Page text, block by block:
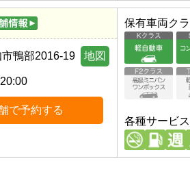
鴨部2016-19 地図
で予約する
保有車両ク
各種サービス